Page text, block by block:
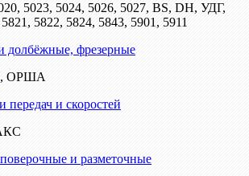
5023, 5024, 5026, 5027, BS, DH, УДГ,
5822, 5824, 5843, 5901, 5911
долбёжные, фрезерные
ОРША
передач и скоростей
и разметочные